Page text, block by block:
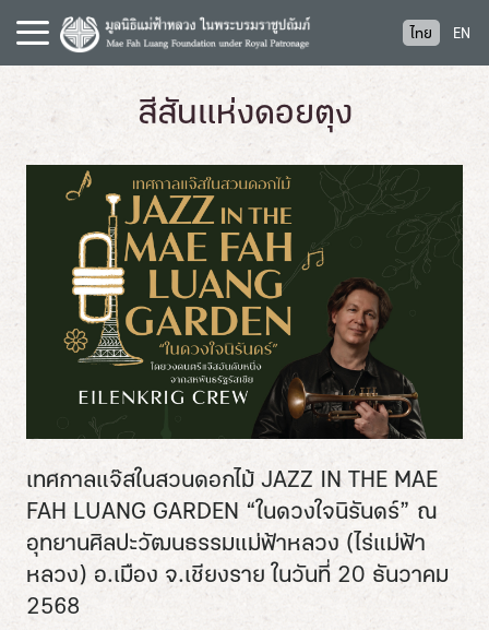
i
ไทย EN
สีสันแห่งดอยตุง
เทศกาลแจ๊สในสวนดอกไม้ JAZZ IN THE MAE
FAH LUANG GARDEN “ในดวงใจนิรันดร์” ณ
อุทยานศิลปะวัฒนธรรมแม่ฟ้าหลวง (ไร่แม่ฟ้า
หลวง) อ.เมือง จ.เชียงราย ในวันที่ 20 ธันวาคม
2568